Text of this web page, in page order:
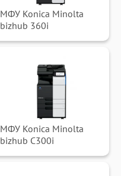
МФУ Konica Minolta
bizhub 360i
МФУ Konica Minolta
bizhub C300i